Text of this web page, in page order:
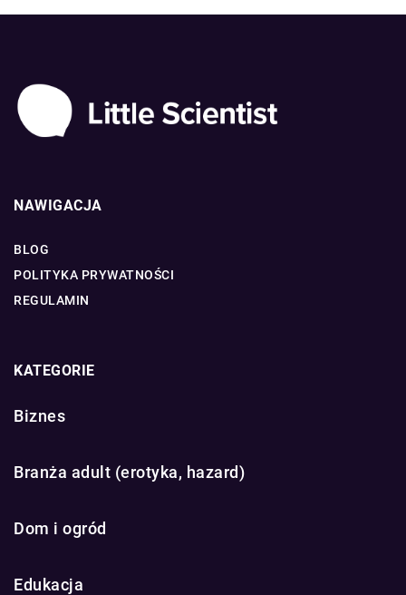
NAWIGACJA
BLOG
POLITYKA PRYWATNOŚCI
REGULAMIN
KATEGORIE
Biznes
Branża adult (erotyka, hazard)
Dom i ogród
Edukacja